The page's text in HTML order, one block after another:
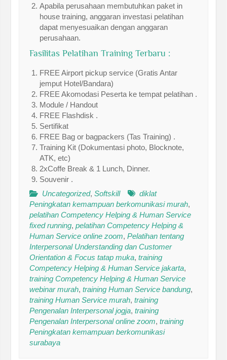
Apabila perusahaan membutuhkan paket in
house training, anggaran investasi pelatihan
dapat menyesuaikan dengan anggaran
perusahaan.
Fasilitas Pelatihan Training Terbaru :
FREE Airport pickup service (Gratis Antar
jemput Hotel/Bandara)
FREE Akomodasi Peserta ke tempat pelatihan .
Module / Handout
FREE Flashdisk .
Sertifikat
FREE Bag or bagpackers (Tas Training) .
Training Kit (Dokumentasi photo, Blocknote,
ATK, etc)
2xCoffe Break & 1 Lunch, Dinner.
Souvenir .
Uncategorized,Softskill
diklat
Peningkatan kemampuan berkomunikasi murah,
pelatihan Competency Helping & Human Service
fixed running,pelatihan Competency Helping &
Human Service online zoom,Pelatihan tentang
Interpersonal Understanding dan Customer
Orientation & Focus tatap muka,training
Competency Helping & Human Service jakarta,
training Competency Helping & Human Service
webinar murah,training Human Service bandung,
training Human Service murah,training
Pengenalan Interpersonal jogja,training
Pengenalan Interpersonal online zoom,training
Peningkatan kemampuan berkomunikasi
surabaya